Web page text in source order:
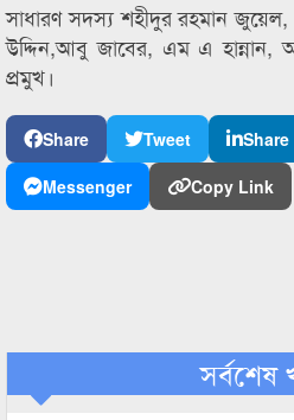
সাধারণ সদস্য শহীদুর রহমান
উদ্দিন,আবু জাবের, এম এ
প্রমুখ।
Share Tweet Share
Messenger
Copy Link
সর্বশেষ